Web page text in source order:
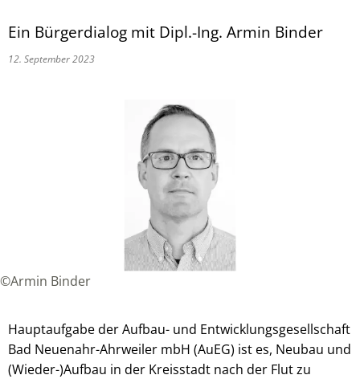
Ein Bürgerdialog mit Dipl.-Ing. Armin Binder
12. September 2023
©Armin Binder
Hauptaufgabe der Aufbau- und Entwicklungsgesellschaft
Bad Neuenahr-Ahrweiler mbH (AuEG) ist es, Neubau und
(Wieder-)Aufbau in der Kreisstadt nach der Flut zu